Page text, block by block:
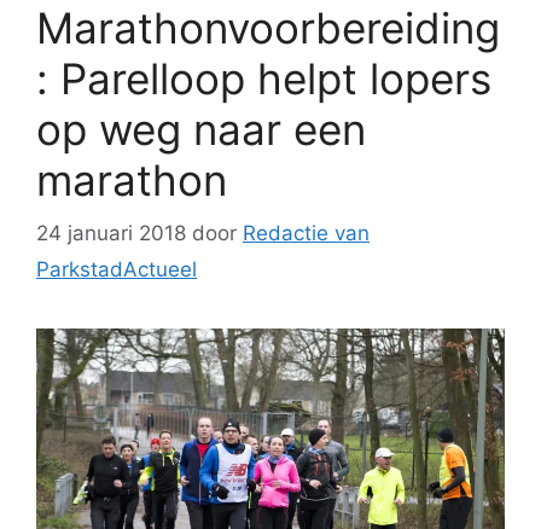
Marathonvoorbereiding
: Parelloop helpt lopers
op weg naar een
marathon
24 januari 2018 door Redactie van
ParkstadActueel